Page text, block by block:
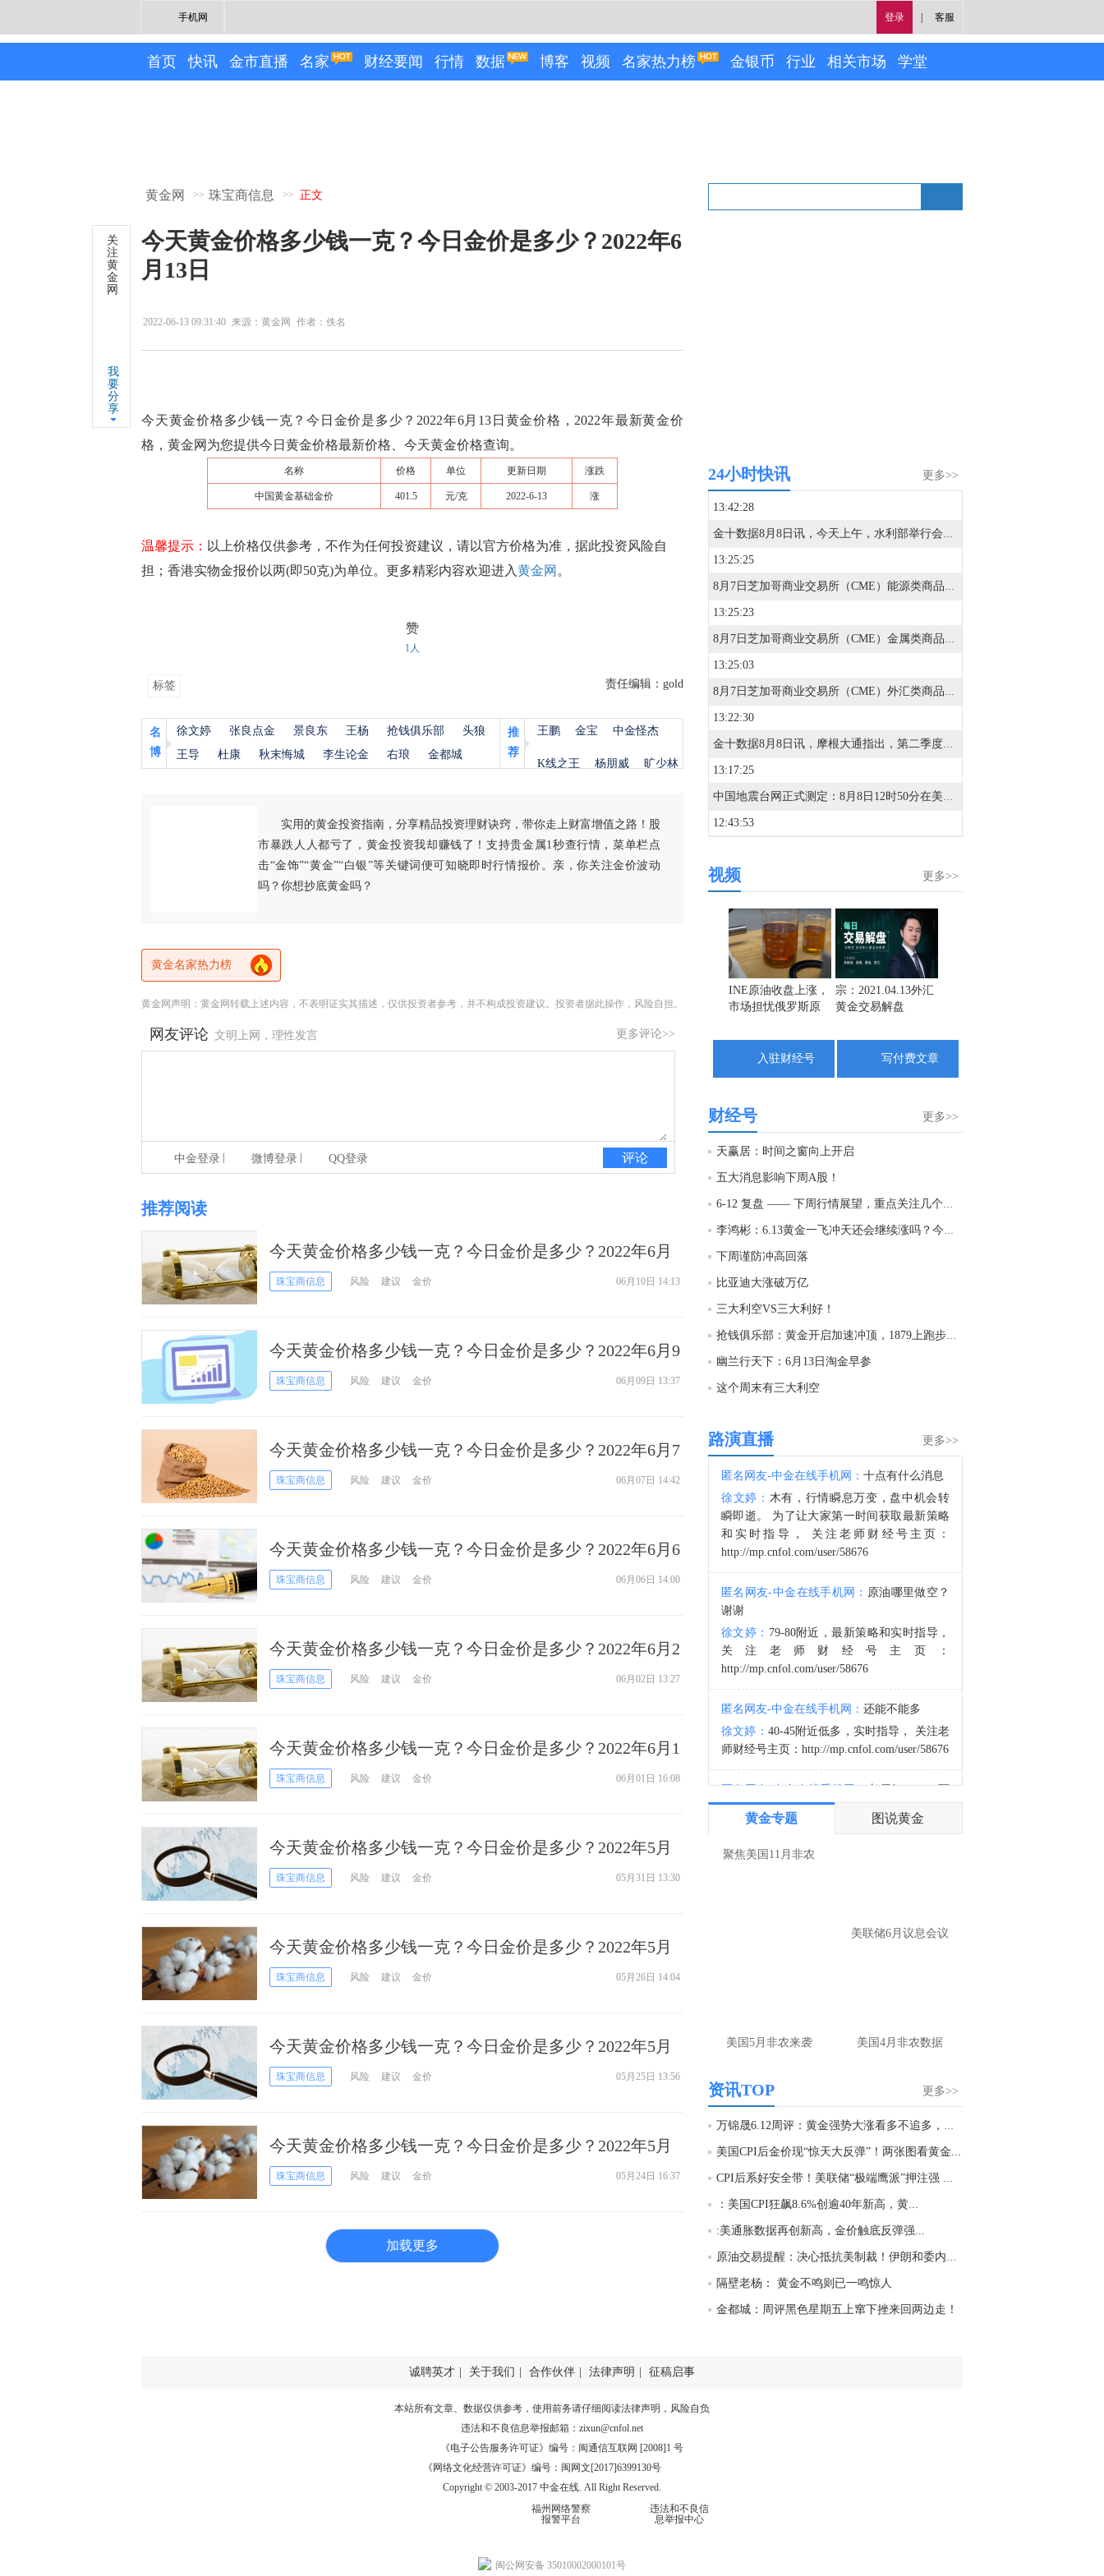
登录 客服
手机网
首页 快讯 金市直播 名家 财经要闻 行情 数据 博客 视频 名家热力榜 金银币 行业 相关市场 学堂
黄金网 >> 珠宝商信息 >> 正文
今天黄金价格多少钱一克？今日金价是多少？2022年6
月13日
2022-06-13 09:31:40 来源：黄金网 作者：佚名
关
注
黄
金
网
我
要
分
享
今天黄金价格多少钱一克？今日金价是多少？2022年6月13日黄金价格，2022年最新黄金价
格，黄金网为您提供今日黄金价格最新价格、今天黄金价格查询。
名称 价格 单位 更新日期 涨跌
中国黄金基础金价 401.5 元/克 2022-6-13 涨
温馨提示： 以上价格仅供参考，不作为任何投资建议，请以官方价格为准，据此投资风险自
担；香港实物金报价以两(即50克)为单位。更多精彩内容欢迎进入黄金网 。
赞
1人
标签 责任编辑：gold
名
博
徐文婷 张良点金 景良东 王杨 抢钱俱乐部
头狼
王导
杜康 秋末悔城 李生论金 右琅 金都城
推
荐
王鹏 金宝 中金怪杰
K线之王 杨朋威 旷少林
实用的黄金投资指南，分享精品投资理财诀窍，带你走上财富增值之路！股
市暴跌人人都亏了，黄金投资我却赚钱了！支持贵金属1秒查行情，菜单栏点
击“金饰”“黄金”“白银”等关键词便可知晓即时行情报价。亲，你关注金价波动
吗？你想抄底黄金吗？
黄金名家热力榜
黄金网声明：黄金网转载上述内容，不表明证实其描述，仅供投资者参考，并不构成投资建议。投资者据此操作，风险自担。
更多评论>>
网友评论 文明上网，理性发言
评论
中金登录 微博登录 QQ登录
推荐阅读
今天黄金价格多少钱一克？今日金价是多少？2022年6月
10日
珠宝商信息 风险 建议 金价 06月10日 14:13
今天黄金价格多少钱一克？今日金价是多少？2022年6月9
日黄金价格
珠宝商信息 风险 建议 金价 06月09日 13:37
今天黄金价格多少钱一克？今日金价是多少？2022年6月7
日珠宝商信息 风险 建议 金价 06月07日 14:42
今天黄金价格多少钱一克？今日金价是多少？2022年6月6
日黄金价格
珠宝商信息 风险 建议 金价 06月06日 14:00
今天黄金价格多少钱一克？今日金价是多少？2022年6月2
日黄金价格
珠宝商信息 风险 建议 金价 06月02日 13:27
今天黄金价格多少钱一克？今日金价是多少？2022年6月1
日黄金价格
珠宝商信息 风险 建议 金价 06月01日 16:08
今天黄金价格多少钱一克？今日金价是多少？2022年5月
31日黄金价格
珠宝商信息 风险 建议 金价 05月31日 13:30
今天黄金价格多少钱一克？今日金价是多少？2022年5月
26日
珠宝商信息 风险 建议 金价 05月26日 14:04
今天黄金价格多少钱一克？今日金价是多少？2022年5月
25日黄金价格
珠宝商信息 风险 建议 金价 05月25日 13:56
今天黄金价格多少钱一克？今日金价是多少？2022年5月
24日黄金价格
珠宝商信息 风险 建议 金价 05月24日 16:37
加载更多
更多>>
24小时快讯
13:42:28
金十数据8月8日讯，今天上午，水利部举行会商，分析研判全国的防汛形势，未来三天钱塘江、甬江、椒江、水阳江可能发生编号洪水。截至8月8日9时，黑龙江、内蒙古、河北、云南等地13条河流仍维持超警。8月8日至10日，受降雨影响，钱塘江、甬江、椒江、水阳江可能发生编号洪水，暴雨区内部分中小河流可能发生超警洪水；受上游来水影响，黑龙江干流抚远江段将超警，松花江干流及支流呼兰河、黑龙江干流同江至勤得利江段将维持超警。（央视新闻）
13:25:25
8月7日芝加哥商业交易所（CME）能源类商品成交量报告已在金十数据中心更新！欢迎点击查看
13:25:23
8月7日芝加哥商业交易所（CME）金属类商品成交量报告已在金十数据中心更新！欢迎点击查看
13:25:03
8月7日芝加哥商业交易所（CME）外汇类商品成交量报告已在金十数据中心更新！欢迎点击查看
13:22:30
金十数据8月8日讯，摩根大通指出，第二季度财报季已进入后期阶段，美国和欧洲约80%-85%的企业已经公布业绩。本季度企业盈利表现强劲，美国和欧洲地区均出现EPS超预期情况，且业绩超预期的企业覆盖范围较广。美国和欧洲报告EPS高于市场预期的公司比例均明显上升。尽管企业进入财报季前市场预期已经处于较高水平，但标普500指数成分股的综合EPS仍继续上行。下调盈利展望的企业比例已经降至2021年以来最低水平。从地区来看，美国和欧洲企业盈利同比增速分别达到25%和23%，均高于市场一致预期。收入增长表现同样健康，美国和欧洲分别达到14%和10%的同比增速。从行业层面看，两大地区盈利增长的很大一部分来自能源行业，主要受地缘冲突推动能源价格上涨的提振。金融行业也是美国和欧洲盈利增长的重要推动力，科技行业同样贡献显著。
13:17:25
中国地震台网正式测定：8月8日12时50分在美国阿拉斯加州发生5.2级地震，震源深度10千米。
12:43:53
12:42:23
12:32:07
12:31:11
文件显示，赛富时将在旧金山总部裁员74人。
11:28:24
金十数据8月8日讯，哥伦比亚新任总统德拉埃斯普列亚7日在哥西南部城市卡利举行的总统就职仪式上发表演说，宣布政府将很快公布毒品恐怖组织名单，加大对毒品犯罪的打击力度。德拉埃斯普列亚说，新政府将把恢复国家安全和权威作为重点，要求武装部队和警察打击所有犯罪团伙，并通过根除非法作物等措施打击毒品犯罪。（新华社）
11:10:34
金十数据8月8日讯，下周最重要的数据发布将是周三公布的美国7月CPI报告，随后周四将公布PPI数据。德意志银行美国经济学家预计，整体消费者价格环比上涨0.15%，6月为下降0.42%；核心CPI预计环比上涨0.26%，与6月持平。对于PPI数据，预计整体PPI环比上涨0.22%（此前为0.13%）。
更多>>
视频
INE原油收盘上涨，
市场担忧俄罗斯原
宗：2021.04.13外汇
黄金交易解盘
入驻财经号 写付费文章
更多>>
财经号
天赢居：时间之窗向上开启
五大消息影响下周A股！
6-12 复盘 —— 下周行情展望，重点关注几个风向标！
李鸿彬：6.13黄金一飞冲天还会继续涨吗？今日走势分析布局
下周谨防冲高回落
比亚迪大涨破万亿
三大利空VS三大利好！
抢钱俱乐部：黄金开启加速冲顶，1879上跑步分批中线空！
幽兰行天下：6月13日淘金早参
这个周末有三大利空
更多>>
路演直播
匿名网友-中金在线手机网： 十点有什么消息
徐文婷： 木有，行情瞬息万变，盘中机会转
瞬即逝。 为了让大家第一时间获取最新策略
和实时指导， 关注老师财经号主页：
http://mp.cnfol.com/user/58676
匿名网友-中金在线手机网： 原油哪里做空？
谢谢
徐文婷： 79-80附近，最新策略和实时指导，
关注老师财经号主页：
http://mp.cnfol.com/user/58676
匿名网友-中金在线手机网： 还能不能多
徐文婷： 40-45附近低多，实时指导， 关注老
师财经号主页：http://mp.cnfol.com/user/58676
匿名网友-中金在线手机网：老师好，4345可
以多吗？
让大家第一时间获取最新策略和实时指
匿名网友-中金在线手机网：
黄金多，看到什
徐文婷：
时指导， 关注老师财经号主页：
http://mp.cnfol.com/user/58676
匿名网友-中金在线手机网：止损多少 老师
徐文婷：7美金
度。70一50？。
徐文婷：带上止损博弈，实时指导， 关注老
师财经号主页：http://mp.cnfol.com/user/58676
匿名网友-中金在线手机网：
老师好，金现在
黄金专题 图说黄金
聚焦美国11月非农
美联储6月议息会议
美国5月非农来袭 美国4月非农数据
更多>>
资讯TOP
万锦晟6.12周评：黄金强势大涨看多不追多，下周...
美国CPI后金价现“惊天大反弹”！两张图看黄金...
CPI后系好安全带！美联储“极端鹰派”押注强 金...
：美国CPI狂飙8.6%创逾40年新高，黄...
:美通胀数据再创新高，金价触底反弹强...
原油交易提醒：决心抵抗美制裁！伊朗和委内瑞拉...
隔壁老杨： 黄金不鸣则已一鸣惊人
金都城：周评黑色星期五上窜下挫来回两边走！
诚聘英才 关于我们 合作伙伴 法律声明 征稿启事
本站所有文章、数据仅供参考，使用前务请仔细阅读法律声明 ，风险自负
违法和不良信息举报邮箱： zixun@cnfol.net
《电子公告服务许可证》编号：闽通信互联网 [2008]1 号
《网络文化经营许可证》编号：闽网文[2017]6399130号
Copyright © 2003-2017 中金在线. All Right Reserved.
福州网络警察
报警平台
违法和不良信
息举报中心
闽公网安备 35010002000101号